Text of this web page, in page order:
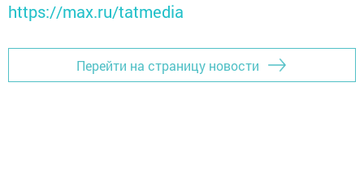
https://max.ru/tatmedia
Перейти на страницу новости